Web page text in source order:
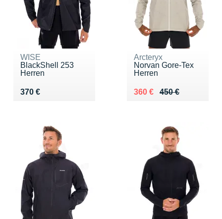
WISE
BlackShell 253
Herren
370 €
Vendu 370 €
Arcteryx
Norvan Gore-Tex
Herren
450 €
Au lieu de 450 €
360 €
Vendu 360 €